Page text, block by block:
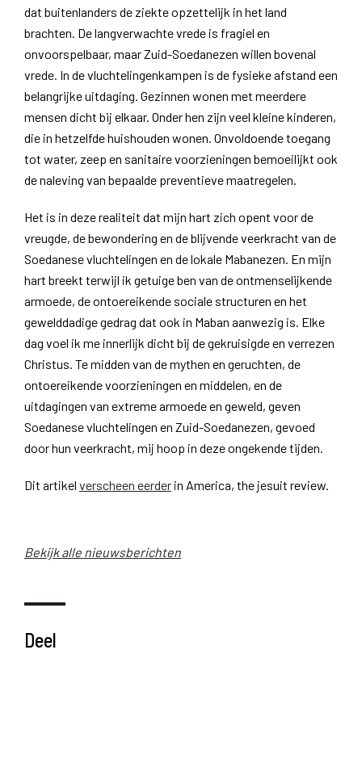
dat buitenlanders de ziekte opzettelijk in het land
brachten. De langverwachte vrede is fragiel en
onvoorspelbaar, maar Zuid-Soedanezen willen bovenal
vrede. In de vluchtelingenkampen is de fysieke afstand een
belangrijke uitdaging. Gezinnen wonen met meerdere
mensen dicht bij elkaar. Onder hen zijn veel kleine kinderen,
die in hetzelfde huishouden wonen. Onvoldoende toegang
tot water, zeep en sanitaire voorzieningen bemoeilijkt ook
de naleving van bepaalde preventieve maatregelen.
Het is in deze realiteit dat mijn hart zich opent voor de
vreugde, de bewondering en de blijvende veerkracht van de
Soedanese vluchtelingen en de lokale Mabanezen. En mijn
hart breekt terwijl ik getuige ben van de ontmenselijkende
armoede, de ontoereikende sociale structuren en het
gewelddadige gedrag dat ook in Maban aanwezig is. Elke
dag voel ik me innerlijk dicht bij de gekruisigde en verrezen
Christus. Te midden van de mythen en geruchten, de
ontoereikende voorzieningen en middelen, en de
uitdagingen van extreme armoede en geweld, geven
Soedanese vluchtelingen en Zuid-Soedanezen, gevoed
door hun veerkracht, mij hoop in deze ongekende tijden.
Dit artikel verscheen eerder in America, the jesuit review.
Bekijk alle nieuwsberichten
Deel